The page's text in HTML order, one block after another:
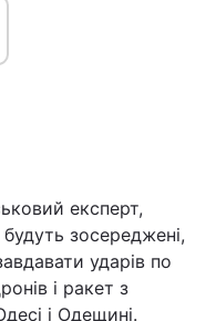
експерт,
зосереджені,
ударів по
і ракет з
і Одещині.